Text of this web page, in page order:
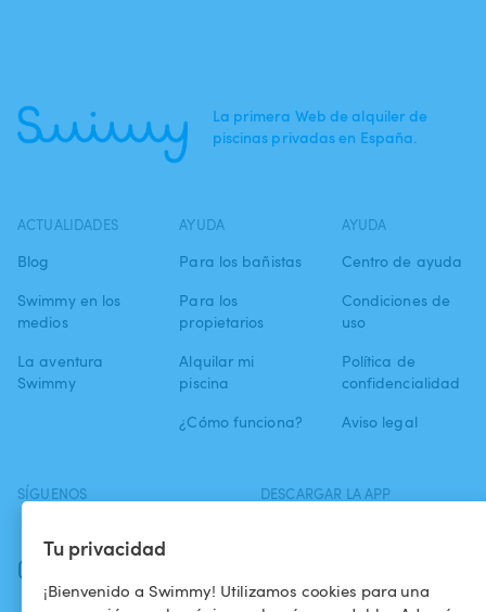
Tu privacidad
¡Bienvenido a Swimmy! Utilizamos cookies para una
La primera Web de alquiler de
piscinas privadas en España.
ACTUALIDADES
Blog
Swimmy en los
medios
La aventura
Swimmy
AYUDA
Para los bañistas
Para los
propietarios
Alquilar mi
piscina
¿Cómo funciona?
AYUDA
Centro de ayuda
Condiciones de
uso
Política de
confidencialidad
Aviso legal
SÍGUENOS DESCARGAR LA APP